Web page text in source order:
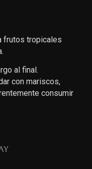
frutos tropicales
al final.
con mariscos,
consumir